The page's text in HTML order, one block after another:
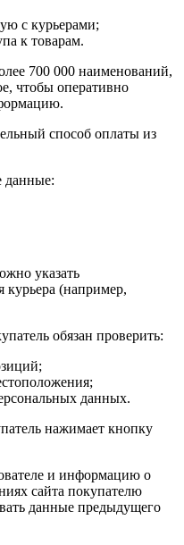
с курьерами;
к товарам.
700 000 наименований,
чтобы оперативно
способ оплаты из
данные:
указать
(например,
обязан проверить:
данных.
нажимает кнопку
и информацию о
сайта покупателю
данные предыдущего